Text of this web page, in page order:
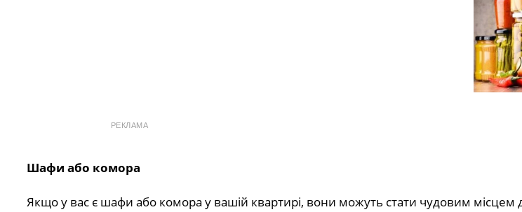
РЕКЛАМА
Шафи або комора
Якщо у вас є шафи або комора у вашій квартирі, вони можуть стати чудовим місцем